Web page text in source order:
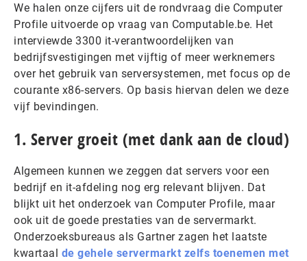
We halen onze cijfers uit de rondvraag die Computer
Profile uitvoerde op vraag van Computable.be. Het
interviewde 3300 it-verantwoordelijken van
bedrijfsvestigingen met vijftig of meer werknemers
over het gebruik van serversystemen, met focus op de
courante x86-servers. Op basis hiervan delen we deze
vijf bevindingen.
1. Server groeit (met dank aan de cloud)
Algemeen kunnen we zeggen dat servers voor een
bedrijf en it-afdeling nog erg relevant blijven. Dat
blijkt uit het onderzoek van Computer Profile, maar
ook uit de goede prestaties van de servermarkt.
Onderzoeksbureaus als Gartner zagen het laatste
kwartaal de gehele servermarkt zelfs toenemen met